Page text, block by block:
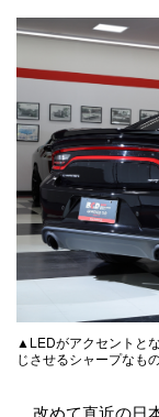
▲LEDがアクセントと
じさせるシャープなも
改めて直近の日